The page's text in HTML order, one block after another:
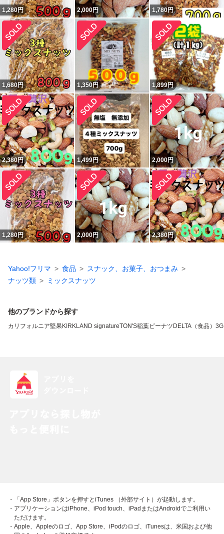
1,280円 2,000円 1,780円
1,680円 1,350円 1,899円
2,380円 1,499円 2,000円
1,280円 2,000円 2,380円
Yahoo!フリマ 食品
スナック、お菓子、おつまみ
ナッツ類
ミックスナッツ
他のブランドから探す
カリフォルニア堅果KIRKLAND signatureTON'S稲葉ピーナツ DELTA（食品）
・「App Store」ボタンを押すとiTunes （外部サイト）が起動します。
・アプリケーションはiPhone、iPod touch、iPadまたはAndroidでご利用い
ただけます。
・Apple、Appleのロゴ、App Store、iPodのロゴ、iTunesは、米国および他